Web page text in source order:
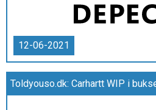
12-06-2021